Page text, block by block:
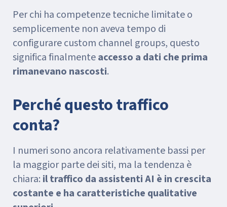
Per chi ha competenze tecniche limitate o
semplicemente non aveva tempo di
configurare custom channel groups, questo
significa finalmenteaccesso a dati che prima
rimanevano nascosti.
Perché questo traffico
conta?
I numeri sono ancora relativamente bassi per
la maggior parte dei siti, ma la tendenza è
chiara: il traffico da assistenti AI è in crescita
costante e ha caratteristiche qualitative